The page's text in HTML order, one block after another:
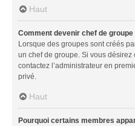
Haut
Comment devenir chef de groupe
Lorsque des groupes sont créés
un chef de groupe. Si vous désirez
contactez l’administrateur en
privé.
Haut
Pourquoi certains membres